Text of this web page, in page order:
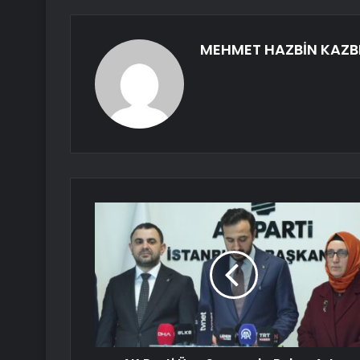
MEHMET HAZBİN